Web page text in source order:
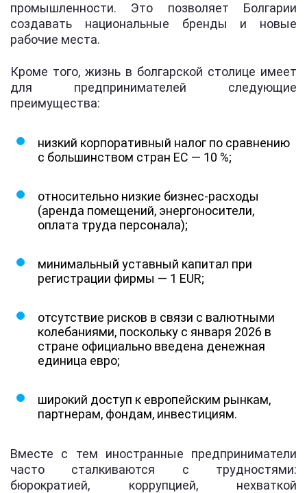
промышленности. Это позволяет Болгарии
создавать национальные бренды и новые
рабочие места.
Кроме того, жизнь в болгарской столице имеет
для предпринимателей следующие
преимущества:
низкий корпоративный налог по сравнению
с большинством стран ЕС — 10 %;
относительно низкие бизнес-расходы
(аренда помещений, энергоносители,
оплата труда персонала);
минимальный уставный капитал при
регистрации фирмы — 1 EUR;
отсутствие рисков в связи с валютными
колебаниями, поскольку с января 2026 в
стране официально введена денежная
единица евро;
широкий доступ к европейским рынкам,
партнерам, фондам, инвестициям.
Вместе с тем иностранные предприниматели
часто сталкиваются с трудностями:
бюрократией, коррупцией, нехваткой